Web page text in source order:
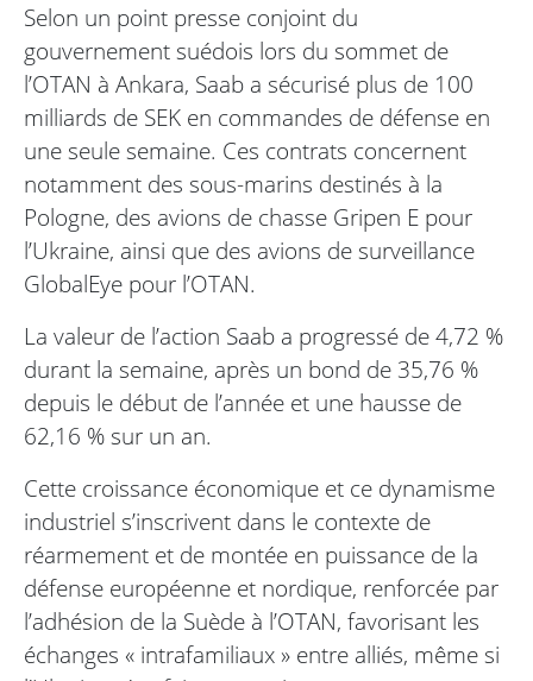
Selon un point presse conjoint du
gouvernement suédois lors du sommet de
l’OTAN à Ankara, Saab a sécurisé plus de 100
milliards de SEK en commandes de défense en
une seule semaine. Ces contrats concernent
notamment des sous-marins destinés à la
Pologne, des avions de chasse Gripen E pour
l’Ukraine, ainsi que des avions de surveillance
GlobalEye pour l’OTAN.
La valeur de l’action Saab a progressé de 4,72 %
durant la semaine, après un bond de 35,76 %
depuis le début de l’année et une hausse de
62,16 % sur un an.
Cette croissance économique et ce dynamisme
industriel s’inscrivent dans le contexte de
réarmement et de montée en puissance de la
défense européenne et nordique, renforcée par
l’adhésion de la Suède à l’OTAN, favorisant les
échanges « intrafamiliaux » entre alliés, même si